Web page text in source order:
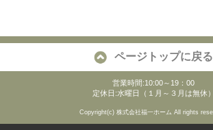
ページトップに戻る
営業時間:10:00～19：00
定休日:水曜日（１月～３月は無休）
Copyright(c) 株式会社福一ホーム All rights